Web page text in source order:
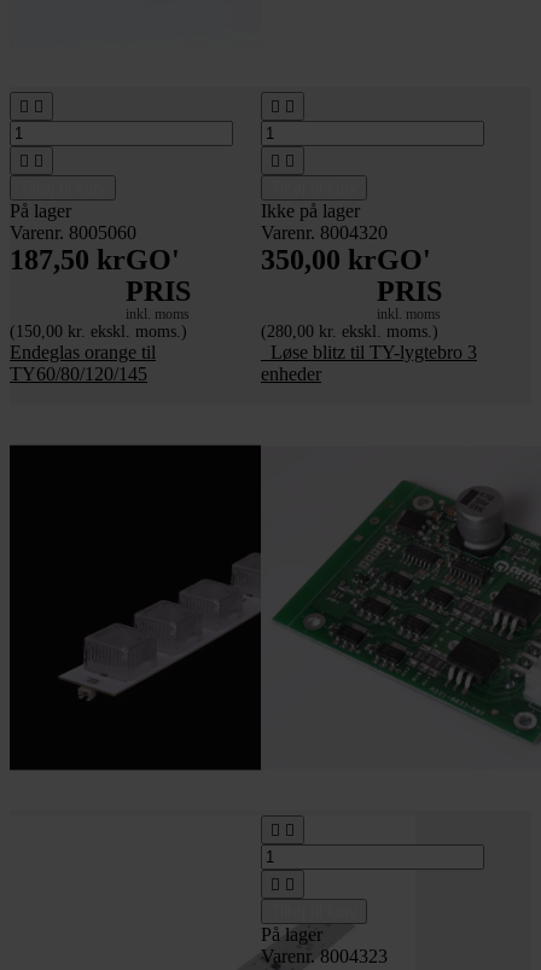
 
 
På lager
Varenr. 8005060
187,50 krGO'
PRIS
inkl. moms
(150,00 kr. ekskl. moms.)
Endeglas orange til
TY60/80/120/145
 
 
Ikke på lager
Varenr. 8004320
350,00 krGO'
PRIS
inkl. moms
(280,00 kr. ekskl. moms.)
_Løse blitz til TY-lygtebro 3
enheder
 
 
På lager
Varenr. 8004323